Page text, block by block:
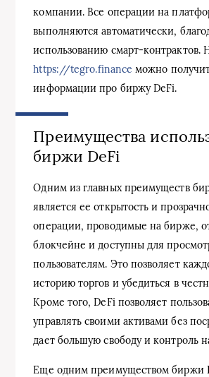
компании. Все операции на
выполняются автоматически,
использованию смарт-контрактов.
https://tegro.finance можно
информации про биржу DeFi.
Преимущества
биржи DeFi
Одним из главных преимуществ
является ее открытость и
операции, проводимые на бирже,
блокчейне и доступны для
пользователям. Это позволяет
историю торгов и убедиться в
Кроме того, DeFi позволяет
управлять своими активами без
дает большую свободу и контроль
Еще одним преимуществом биржи